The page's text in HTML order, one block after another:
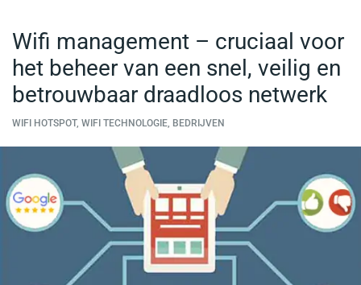
Wifi management – cruciaal voor
het beheer van een snel, veilig en
betrouwbaar draadloos netwerk
WIFI HOTSPOT, WIFI TECHNOLOGIE, BEDRIJVEN